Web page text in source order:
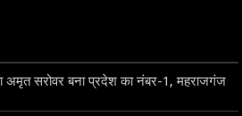
अमृत सरोवर बना प्रदेश का नंबर-1, महराजगंज